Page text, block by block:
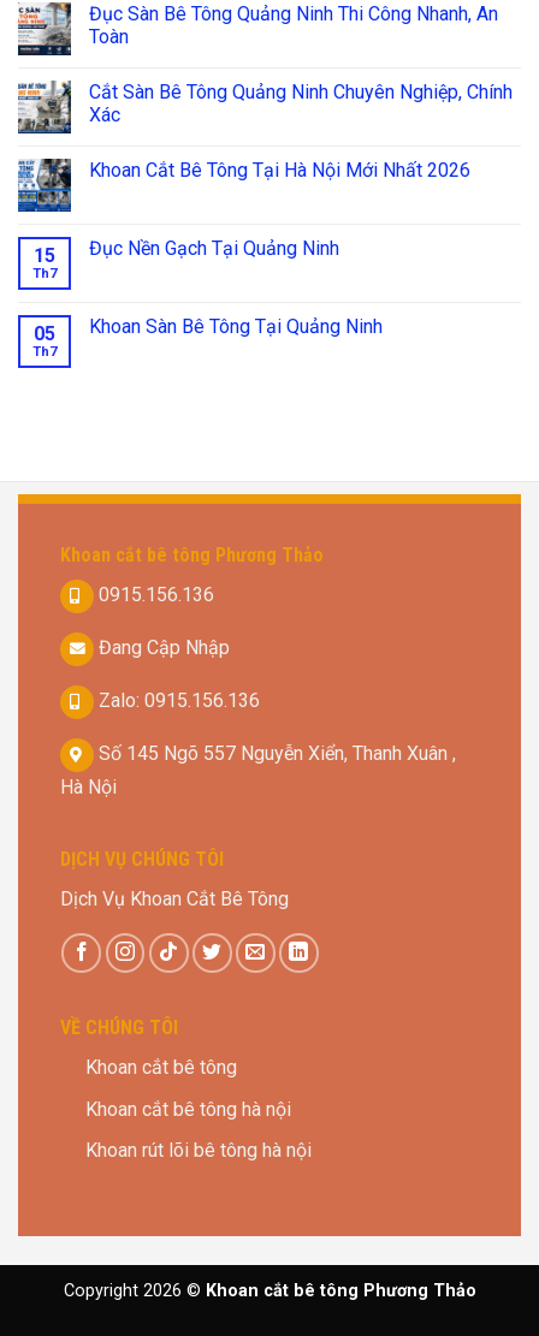
Đục Sàn Bê Tông Quảng Ninh Thi Công Nhanh, An
Toàn
Cắt Sàn Bê Tông Quảng Ninh Chuyên Nghiệp, Chính
Xác
Khoan Cắt Bê Tông Tại Hà Nội Mới Nhất 2026
15
Th7
Đục Nền Gạch Tại Quảng Ninh
05
Th7
Khoan Sàn Bê Tông Tại Quảng Ninh
Khoan cắt bê tông Phương Thảo
0915.156.136
Đang Cập Nhập
Zalo: 0915.156.136
Số 145 Ngõ 557 Nguyễn Xiển, Thanh Xuân ,
Hà Nội
DỊCH VỤ CHÚNG TÔI
Dịch Vụ Khoan Cắt Bê Tông
VỀ CHÚNG TÔI
Khoan cắt bê tông
Khoan cắt bê tông hà nội
Khoan rút lõi bê tông hà nội
Copyright 2026 © Khoan cắt bê tông Phương Thảo